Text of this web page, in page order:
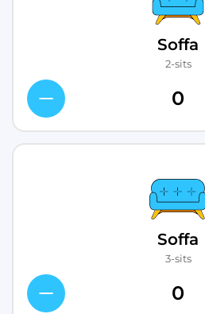
Soffa
2-sits
Soffa
3-sits